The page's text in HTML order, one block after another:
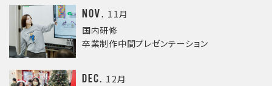
Nov.
11月
国内研修
卒業制作中間プレゼンテーション
Dec.
12月